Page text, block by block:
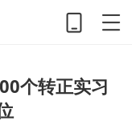
个转正实习